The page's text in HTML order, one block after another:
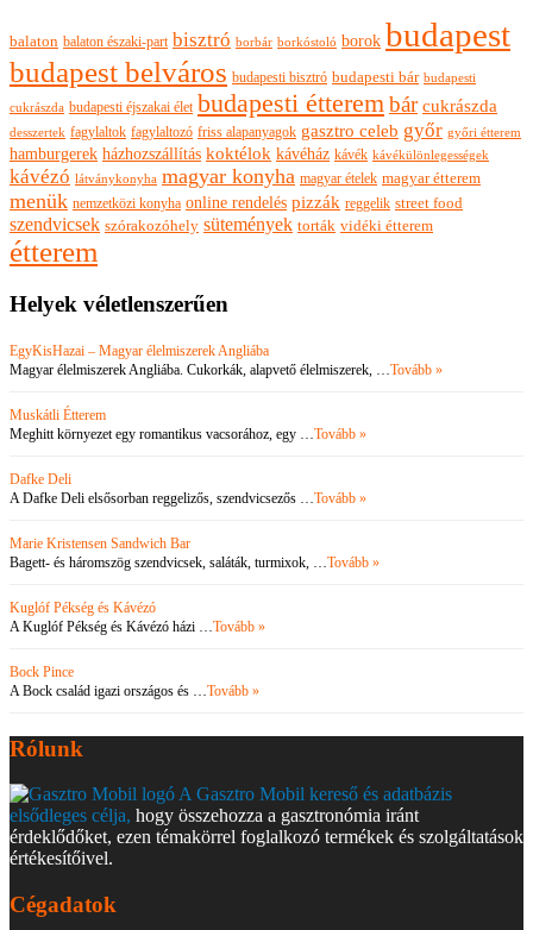
balaton balaton északi-part bisztró borbár borkóstoló borok budapest
budapest belváros budapesti bisztró budapesti bár budapesti
cukrászda budapesti éjszakai élet budapesti étterembár cukrászda
desszertek fagylaltok fagylaltozó friss alapanyagok gasztro celeb győr győri étterem
hamburgerek házhozszállítás koktélok kávéház kávék kávékülönlegességek
kávézó látványkonyha magyar konyha magyar ételek magyar étterem
menük nemzetközi konyha online rendelés pizzák reggelik street food
szendvicsek szórakozóhely sütemények torták vidéki étterem
étterem
Helyek véletlenszerűen
EgyKisHazai – Magyar élelmiszerek Angliába
Magyar élelmiszerek Angliába. Cukorkák, alapvető élelmiszerek, …Tovább »
Muskátli Étterem
Meghitt környezet egy romantikus vacsorához, egy …Tovább »
Dafke Deli
A Dafke Deli elsősorban reggelizős, szendvicsezős …Tovább »
Marie Kristensen Sandwich Bar
Bagett- és háromszög szendvicsek, saláták, turmixok, …Tovább »
Kuglóf Pékség és Kávézó
A Kuglóf Pékség és Kávézó házi …Tovább »
Bock Pince
A Bock család igazi országos és …Tovább »
Rólunk
A Gasztro Mobil kereső és adatbázis
elsődleges célja, hogy összehozza a gasztronómia iránt
érdeklődőket, ezen témakörrel foglalkozó termékek és szolgáltatások
értékesítőivel.
Cégadatok